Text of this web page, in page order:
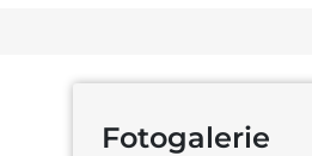
Fotogalerie